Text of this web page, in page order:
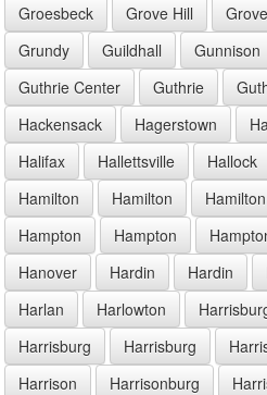
Groesbeck
Grove Hill
Grundy
Guildhall Gunnison
Guthrie Center
Guthrie
Hackensack
Hagerstown
Halifax
Hallettsville Hallock
Hamilton
Hamilton Hamilton
Hampton
Hampton
Hanover
Hardin Hardin
Harlan
Harlowton
Harrisburg
Harrisburg
Harrison
Harrisonburg